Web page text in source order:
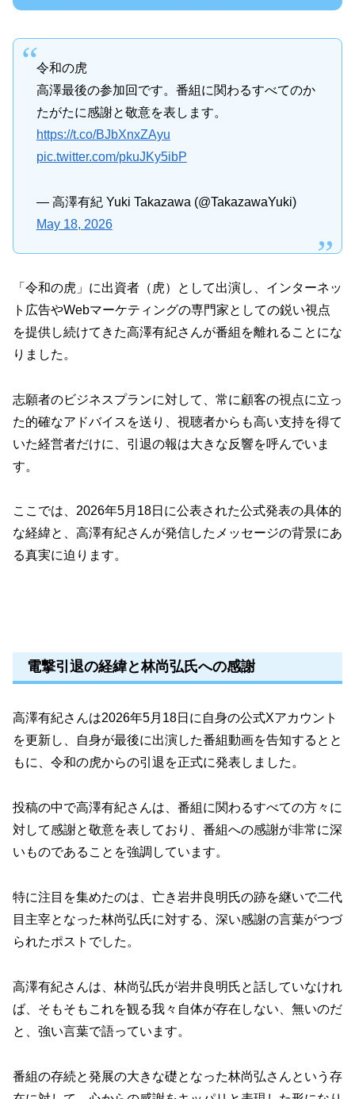
令和の虎
高澤最後の参加回です。番組に関わるすべてのか
たがたに感謝と敬意を表します。
https://t.co/BJbXnxZAyu
pic.twitter.com/pkuJKy5ibP
— 高澤有紀 Yuki Takazawa (@TakazawaYuki)
May 18, 2026
「令和の虎」に出資者（虎）として出演し、インターネッ
ト広告やWebマーケティングの専門家としての鋭い視点
を提供し続けてきた高澤有紀さんが番組を離れることにな
りました。
志願者のビジネスプランに対して、常に顧客の視点に立っ
た的確なアドバイスを送り、視聴者からも高い支持を得て
いた経営者だけに、引退の報は大きな反響を呼んでいま
す。
ここでは、2026年5月18日に公表された公式発表の具体的
な経緯と、高澤有紀さんが発信したメッセージの背景にあ
る真実に迫ります。
電撃引退の経緯と林尚弘氏への感謝
高澤有紀さんは2026年5月18日に自身の公式Xアカウント
を更新し、自身が最後に出演した番組動画を告知するとと
もに、令和の虎からの引退を正式に発表しました。
投稿の中で高澤有紀さんは、番組に関わるすべての方々に
対して感謝と敬意を表しており、番組への感謝が非常に深
いものであることを強調しています。
特に注目を集めたのは、亡き岩井良明氏の跡を継いで二代
目主宰となった林尚弘氏に対する、深い感謝の言葉がつづ
られたポストでした。
高澤有紀さんは、林尚弘氏が岩井良明氏と話していなけれ
ば、そもそもこれを観る我々自体が存在しない、無いのだ
と、強い言葉で語っています。
番組の存続と発展の大きな礎となった林尚弘さんという存